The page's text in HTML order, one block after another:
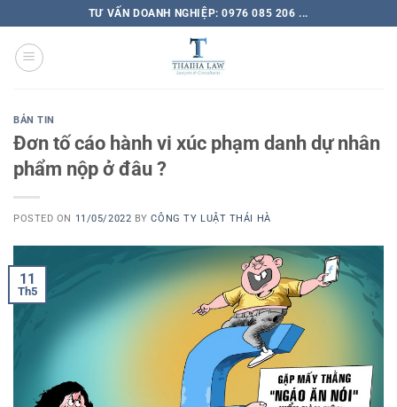
TƯ VẤN DOANH NGHIỆP: 0976 085 206 ...
BẢN TIN
Đơn tố cáo hành vi xúc phạm danh dự nhân
phẩm nộp ở đâu ?
POSTED ON 11/05/2022 BYCÔNG TY LUẬT THÁI HÀ
11
Th5